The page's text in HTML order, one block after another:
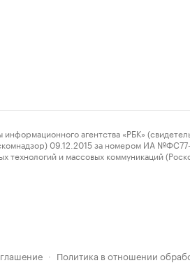
агентства «РБК»
09.12.2015 за номером ИА
и массовых коммуникаций
· Политика в отношении